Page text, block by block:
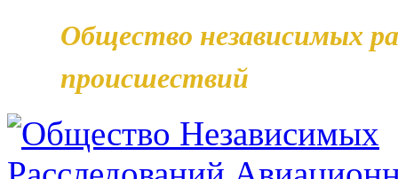
Общество независимых
происшествий